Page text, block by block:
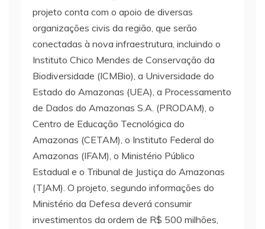
projeto conta com o apoio de diversas
organizações civis da região, que serão
conectadas à nova infraestrutura, incluindo o
Instituto Chico Mendes de Conservação da
Biodiversidade (ICMBio), a Universidade do
Estado do Amazonas (UEA), a Processamento
de Dados do Amazonas S.A. (PRODAM), o
Centro de Educação Tecnológica do
Amazonas (CETAM), o Instituto Federal do
Amazonas (IFAM), o Ministério Público
Estadual e o Tribunal de Justiça do Amazonas
(TJAM). O projeto, segundo informações do
Ministério da Defesa deverá consumir
investimentos da ordem de R$ 500 milhões,